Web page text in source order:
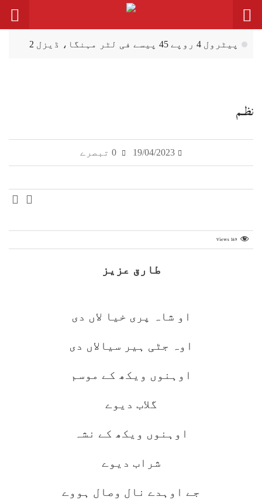
پیٹرول 4 روپے 45 پیسے فی لٹر مہنگا، ڈیزل 2
اینٹی پرسنل مائن (بارودی سرنگ) برآمد
پربندھ (گڈ گورننس) لئی فنکشنل مسلم لیگ وی
نظــم
19/04/2023
Views 169
طارق عزیز
او شاہ پری خیا لاں دی
اوہ جٹی ہیر سیالاں دی
اوہنوں ویکھ کے موسم
گلاب دیوے
اوہنوں ویکھ کے نشہ
شراب دیوے
جے اوہدے نال وصال ہووے